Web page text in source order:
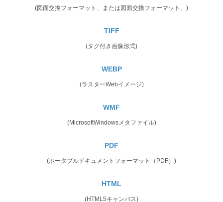
(図面交換フォーマット、または図面交換フォーマット、)
TIFF
(タグ付き画像形式)
WEBP
(ラスターWebイメージ)
WMF
(MicrosoftWindowsメタファイル)
PDF
(ポータブルドキュメントフォーマット（PDF）)
HTML
(HTML5キャンバス)